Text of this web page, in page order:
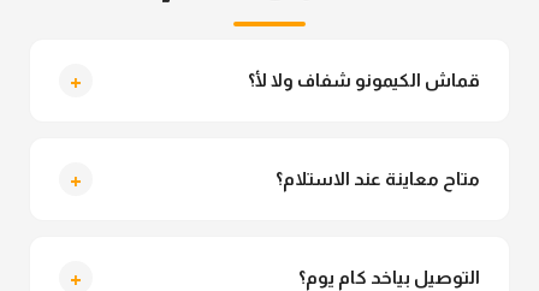
قماش الكيمونو شفاف ولا لأ؟ +
متاح معاينة عند الاستلام؟ +
التوصيل بياخد كام يوم؟ +